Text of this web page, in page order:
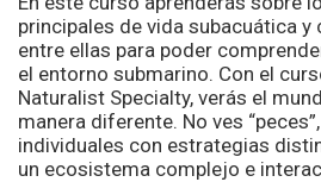
principales de vida subacuática
entre ellas para poder
el entorno submarino. Con el
Naturalist Specialty, verás el
manera diferente. No ves
individuales con estrategias
un ecosistema complejo e